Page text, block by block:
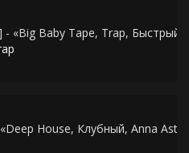
- «Big Baby Tape, Trap, Быстрый,
House, Клубный, Anna Ast,